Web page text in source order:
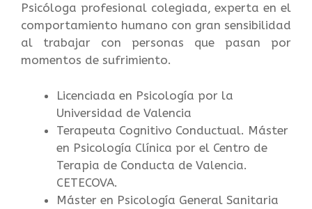
Psicóloga profesional colegiada, experta en el
comportamiento humano con gran sensibilidad
al trabajar con personas que pasan por
momentos de sufrimiento.
Licenciada en Psicología por la
Universidad de Valencia
Terapeuta Cognitivo Conductual. Máster
en Psicología Clínica por el Centro de
Terapia de Conducta de Valencia.
CETECOVA.
Máster en Psicología General Sanitaria